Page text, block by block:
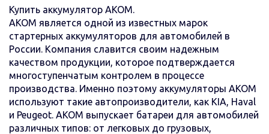
Купить аккумулятор АКОМ.
AKOM является одной из известных марок
стартерных аккумуляторов для автомобилей в
России. Компания славится своим надежным
качеством продукции, которое подтверждается
многоступенчатым контролем в процессе
производства. Именно поэтому аккумуляторы AKOM
используют такие автопроизводители, как KIA, Haval
и Peugeot. АКОМ выпускает батареи для автомобилей
различных типов: от легковых до грузовых,